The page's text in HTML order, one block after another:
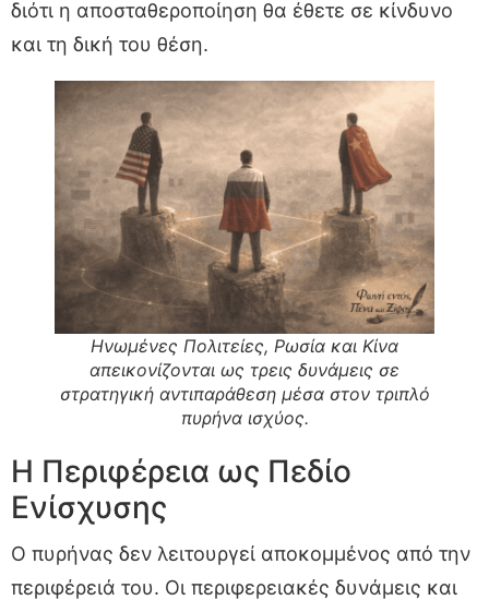
διότι η αποσταθεροποίηση θα έθετε σε κίνδυνο
και τη δική του θέση.
Ηνωμένες Πολιτείες, Ρωσία και Κίνα
απεικονίζονται ως τρεις δυνάμεις σε
στρατηγική αντιπαράθεση μέσα στον τριπλό
πυρήνα ισχύος.
Η Περιφέρεια ως Πεδίο
Ενίσχυσης
Ο πυρήνας δεν λειτουργεί αποκομμένος από την
περιφέρειά του. Οι περιφερειακές δυνάμεις και